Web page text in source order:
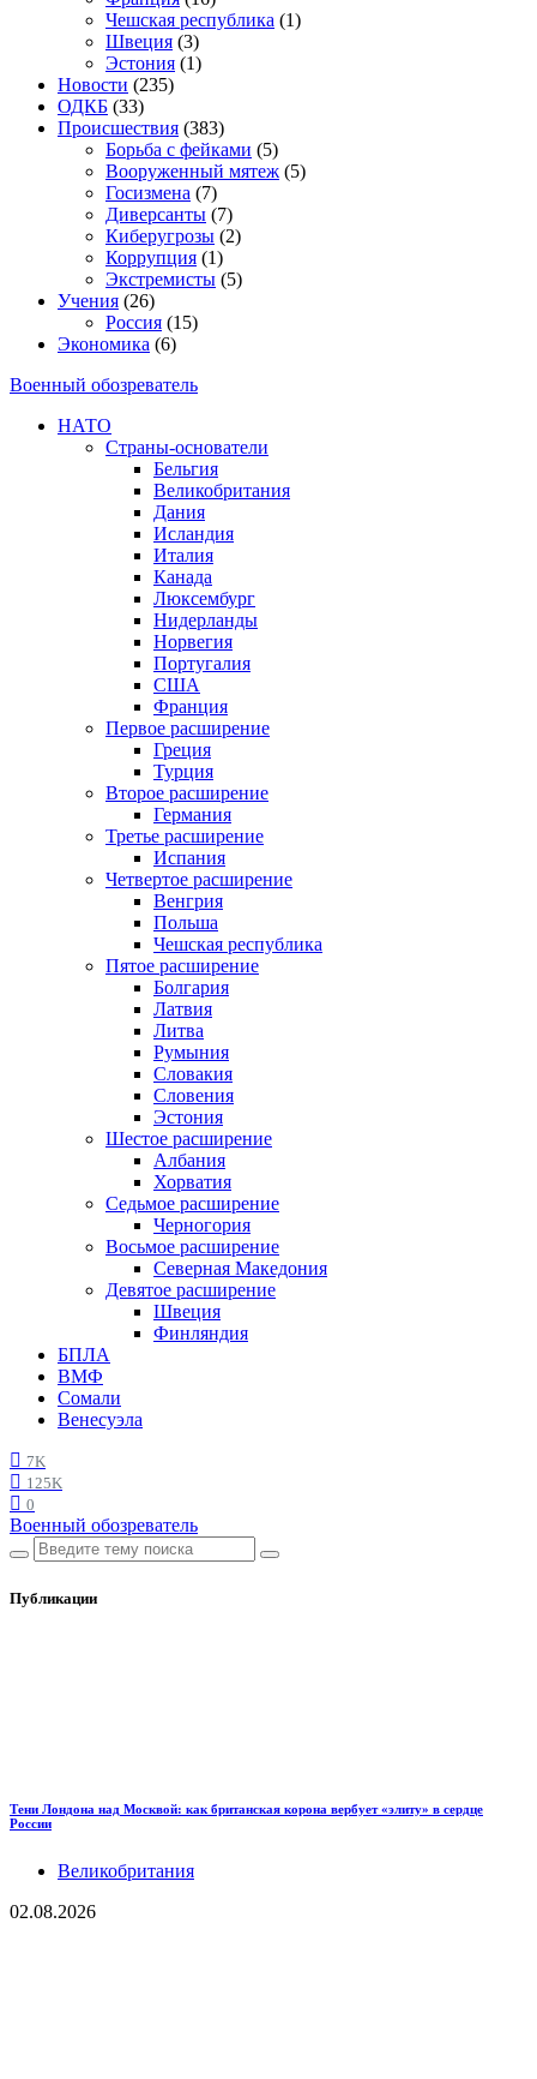
Чешская республика (1)
Швеция (3)
Эстония (1)
Новости (235)
ОДКБ (33)
Происшествия (383)
Борьба с фейками (5)
Вооруженный мятеж (5)
Госизмена (7)
Диверсанты (7)
Киберугрозы (2)
Коррупция (1)
Экстремисты (5)
Учения (26)
Россия (15)
Экономика (6)
Военный обозреватель
НАТО
Страны-основатели
Бельгия
Великобритания
Дания
Исландия
Италия
Канада
Люксембург
Нидерланды
Норвегия
Португалия
США
Франция
Первое расширение
Греция
Турция
Второе расширение
Германия
Третье расширение
Испания
Четвертое расширение
Венгрия
Польша
Чешская республика
Пятое расширение
Болгария
Латвия
Литва
Румыния
Словакия
Словения
Эстония
Шестое расширение
Албания
Хорватия
Седьмое расширение
Черногория
Восьмое расширение
Северная Македония
Девятое расширение
Швеция
Финляндия
БПЛА
ВМФ
Сомали
Венесуэла
7K
125K
0
Военный обозреватель
Публикации
Тени Лондона над Москвой: как британская корона вербует «элиту» в сердце
России
Великобритания
02.08.2026